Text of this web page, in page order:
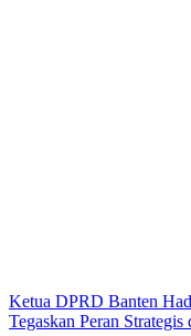
Ketua DPRD Banten
Tegaskan Peran